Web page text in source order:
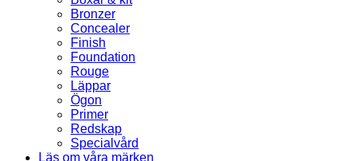
Bronzer
Concealer
Finish
Foundation
Rouge
Läppar
Ögon
Primer
Redskap
Specialvård
Läs om våra märken